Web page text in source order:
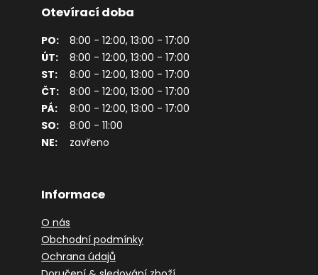
Otevírací doba
PO:
8:00 - 12:00, 13:00 - 17:00
ÚT:
8:00 - 12:00, 13:00 - 17:00
ST:
8:00 - 12:00, 13:00 - 17:00
ČT:
8:00 - 12:00, 13:00 - 17:00
PÁ:
8:00 - 12:00, 13:00 - 17:00
SO:
8:00 - 11:00
NE:
zavřeno
Informace
O nás
Obchodní podmínky
Ochrana údajů